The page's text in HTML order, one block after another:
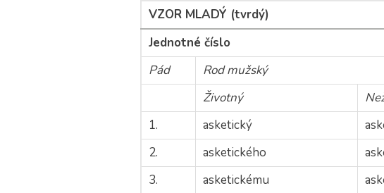
VZOR MLADÝ (tvrdý)
Jednotné číslo
Pád
Rod mužský
Životný
1.
asketický
2.
asketického
3.
asketickému